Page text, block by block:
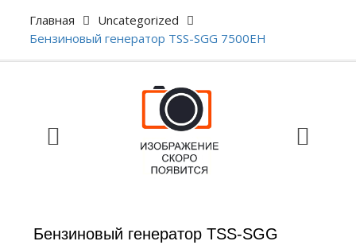
Главная
Uncategorized
Бензиновый генератор TSS-SGG 7500ЕН
Бензиновый генератор TSS-SGG